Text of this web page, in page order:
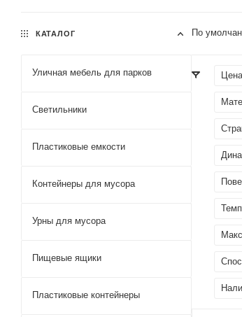
По
Цена
КАТАЛОГ
Уличная мебель для парков
Светильники
Пластиковые емкости
Контейнеры для мусора
Урны для мусора
Пищевые ящики
Пластиковые контейнеры